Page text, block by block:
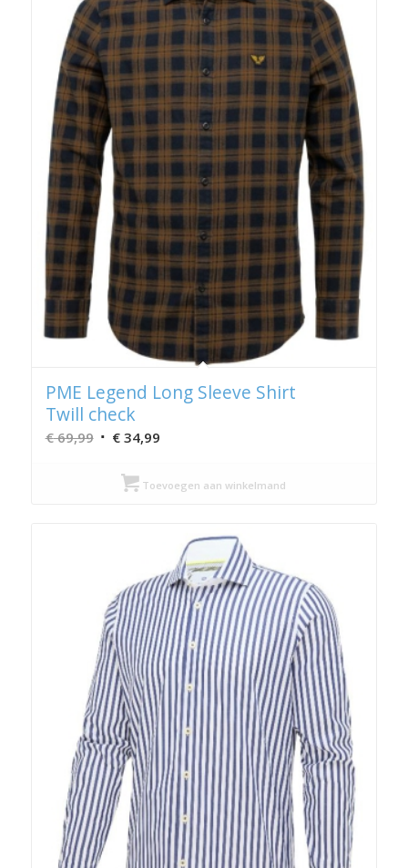
PME Legend Long Sleeve Shirt
Twill check
€69,99 Oorspronkelijke
was:
€34,99Huidige
is:
Toevoegen aan winkelmand